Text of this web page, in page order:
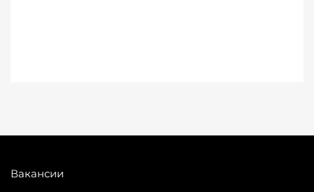
Вакансии